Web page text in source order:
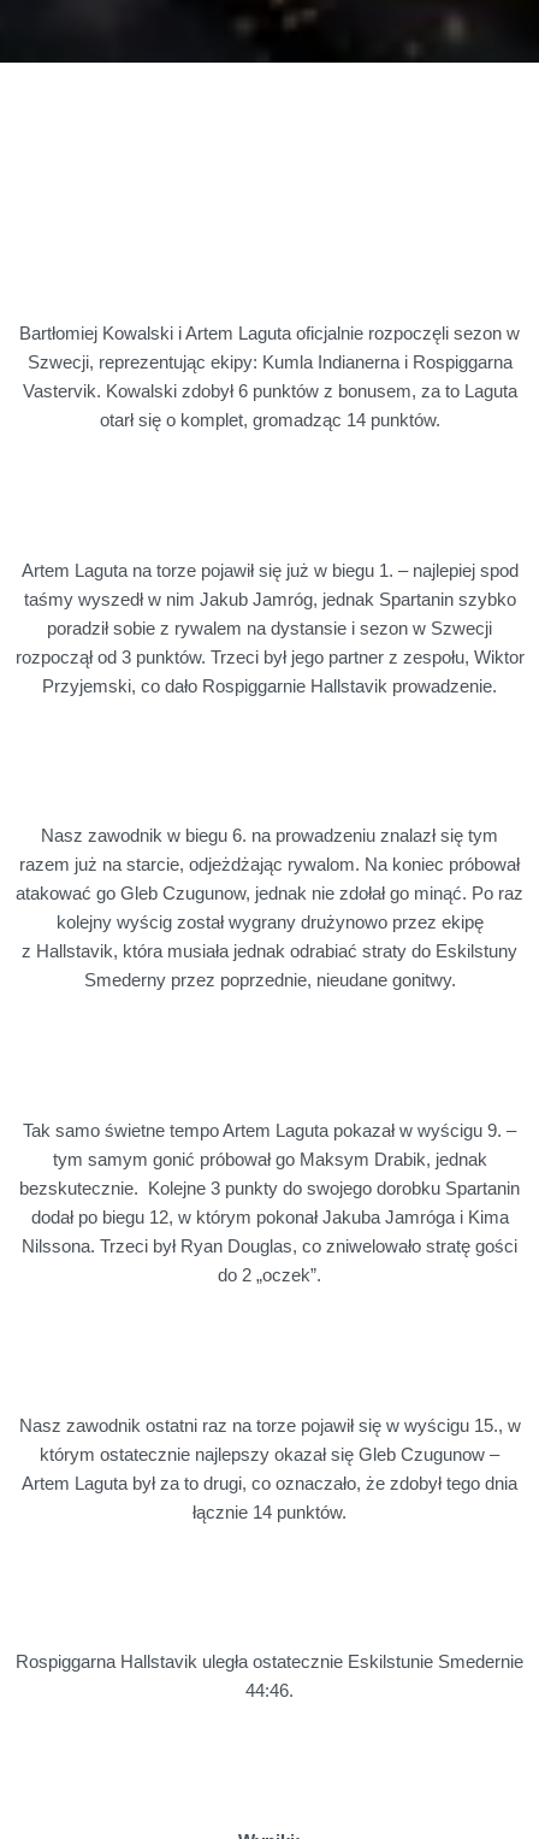
Bartłomiej Kowalski i Artem Laguta oficjalnie rozpoczęli sezon w
Szwecji, reprezentując ekipy: Kumla Indianerna i Rospiggarna
Vastervik. Kowalski zdobył 6 punktów z bonusem, za to Laguta
otarł się o komplet, gromadząc 14 punktów.
Artem Laguta na torze pojawił się już w biegu 1. – najlepiej spod
taśmy wyszedł w nim Jakub Jamróg, jednak Spartanin szybko
poradził sobie z rywalem na dystansie i sezon w Szwecji
rozpoczął od 3 punktów. Trzeci był jego partner z zespołu, Wiktor
Przyjemski, co dało Rospiggarnie Hallstavik prowadzenie.
Nasz zawodnik w biegu 6. na prowadzeniu znalazł się tym
razem już na starcie, odjeżdżając rywalom. Na koniec próbował
atakować go Gleb Czugunow, jednak nie zdołał go minąć. Po raz
kolejny wyścig został wygrany drużynowo przez ekipę
z Hallstavik, która musiała jednak odrabiać straty do Eskilstuny
Smederny przez poprzednie, nieudane gonitwy.
Tak samo świetne tempo Artem Laguta pokazał w wyścigu 9. –
tym samym gonić próbował go Maksym Drabik, jednak
bezskutecznie. Kolejne 3 punkty do swojego dorobku Spartanin
dodał po biegu 12, w którym pokonał Jakuba Jamróga i Kima
Nilssona. Trzeci był Ryan Douglas, co zniwelowało stratę gości
do 2 „oczek”.
Nasz zawodnik ostatni raz na torze pojawił się w wyścigu 15., w
którym ostatecznie najlepszy okazał się Gleb Czugunow –
Artem Laguta był za to drugi, co oznaczało, że zdobył tego dnia
łącznie 14 punktów.
Rospiggarna Hallstavik uległa ostatecznie Eskilstunie Smedernie
44:46.